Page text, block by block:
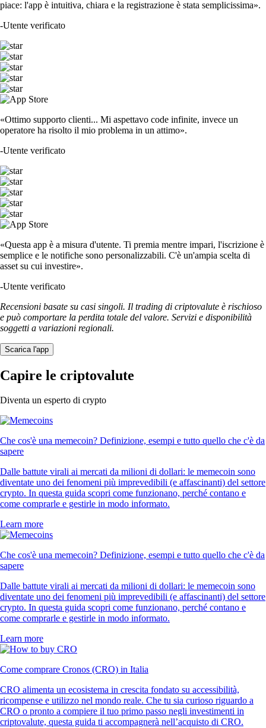
piace: l'app è intuitiva, chiara e la registrazione è stata semplicissima».
-Utente verificato
«Ottimo supporto clienti... Mi aspettavo code infinite, invece un
operatore ha risolto il mio problema in un attimo».
-Utente verificato
«Questa app è a misura d'utente. Ti premia mentre impari, l'iscrizione è
semplice e le notifiche sono personalizzabili. C'è un'ampia scelta di
asset su cui investire».
-Utente verificato
Recensioni basate su casi singoli. Il trading di criptovalute è rischioso
e può comportare la perdita totale del valore. Servizi e disponibilità
soggetti a variazioni regionali.
Scarica l'app
Capire le criptovalute
Diventa un esperto di crypto
Che cos'è una memecoin? Definizione, esempi e tutto quello che c'è da
sapere
Dalle battute virali ai mercati da milioni di dollari: le memecoin sono
diventate uno dei fenomeni più imprevedibili (e affascinanti) del settore
crypto. In questa guida scopri come funzionano, perché contano e
come comprarle e gestirle in modo informato.
Learn more
Che cos'è una memecoin? Definizione, esempi e tutto quello che c'è da
sapere
Dalle battute virali ai mercati da milioni di dollari: le memecoin sono
diventate uno dei fenomeni più imprevedibili (e affascinanti) del settore
crypto. In questa guida scopri come funzionano, perché contano e
come comprarle e gestirle in modo informato.
Learn more
Come comprare Cronos (CRO) in Italia
CRO alimenta un ecosistema in crescita fondato su accessibilità,
ricompense e utilizzo nel mondo reale. Che tu sia curioso riguardo a
CRO o pronto a compiere il tuo primo passo negli investimenti in
criptovalute, questa guida ti accompagnerà nell’acquisto di CRO.